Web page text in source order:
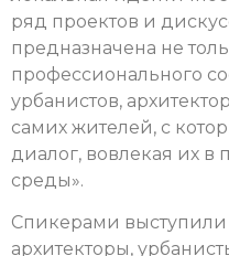
ряд проектов и
предназначена не
профессионального
урбанистов,
самих жителей, с
диалог, вовлекая их
среды».
Спикерами
архитекторы,